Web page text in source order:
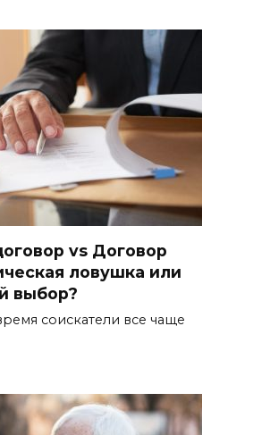
vs Договор
ловушка или
выбор?
соискатели все чаще